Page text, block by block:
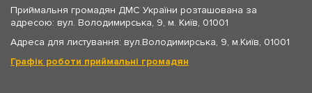
Приймальня громадян ДМС України розташована за
адресою: вул. Володимирська, 9, м. Київ, 01001
Адреса для листування: вул.Володимирська, 9, м.Київ, 01001
Графік роботи приймальні громадян